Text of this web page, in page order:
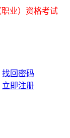
业）资格考试
找回密码
立即注册